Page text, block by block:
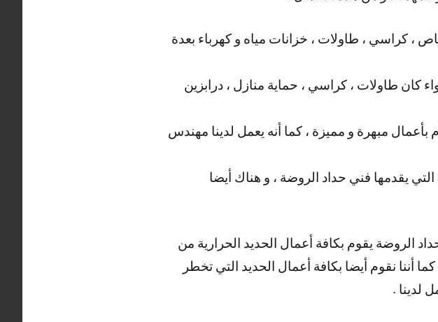
، كراسي ، طاولات ، خزانات مياه و كهرباء بعدة
كان طاولات ، كراسي ، حماية منازل ، درابزين
بأعمال مبهرة و مميزة ، كما أنه يعمل لدينا مهندس
يقدمها فني حداد الروضة ، و هناك أيضا
الروضة يقوم بكافة أعمال الحديد الحرارية من
أننا نقوم أيضا بكافة أعمال الحديد التي تخطر
لدينا .